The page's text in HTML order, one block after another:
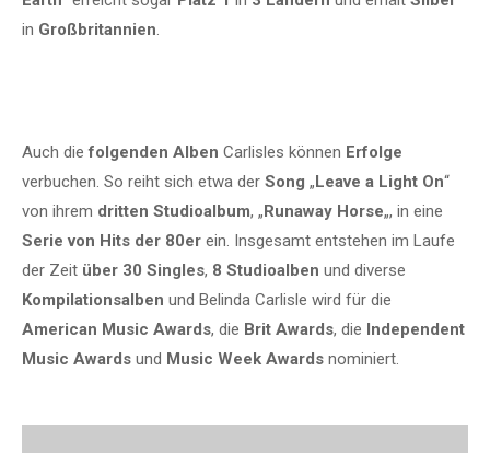
in Großbritannien.
Auch diefolgenden Alben Carlisles können Erfolge
verbuchen. So reiht sich etwa der Song „Leave a Light On“
von ihrem dritten Studioalbum, „Runaway Horse„, in eine
Serie von Hits der 80er ein. Insgesamt entstehen im Laufe
der Zeit über 30 Singles, 8 Studioalben und diverse
Kompilationsalben und Belinda Carlisle wird für die
American Music Awards, die Brit Awards, die Independent
Music Awards und Music Week Awards nominiert.